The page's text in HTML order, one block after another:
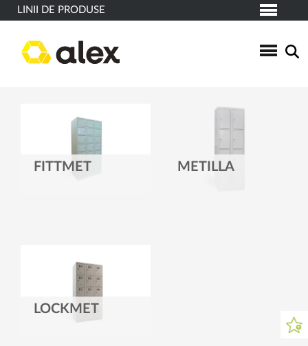
LINII DE PRODUSE
FITTMET METILLA
LOCKMET